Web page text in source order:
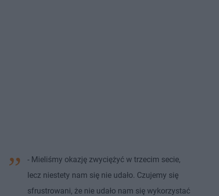
- Mieliśmy okazję zwyciężyć w trzecim secie,
lecz niestety nam się nie udało. Czujemy się
sfrustrowani, że nie udało nam się wykorzystać